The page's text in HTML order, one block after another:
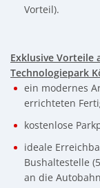
Vorteil).
Exklusive Vorteile
Technologiepark
ein modernes
errichteten
kostenlose
ideale
Bushaltestelle
an die